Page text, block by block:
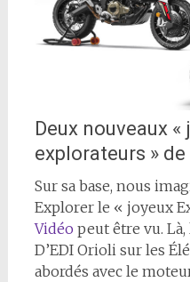
Deux nouveaux «
explorateurs »
Sur sa base, nous
Explorer le « joyeux
Vidéo peut être vu. Là,
D’EDI Orioli sur les
abordés avec le